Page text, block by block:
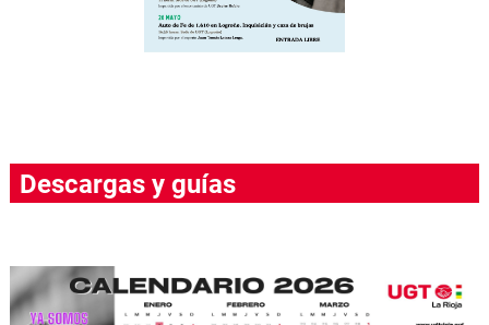
Descargas y guías